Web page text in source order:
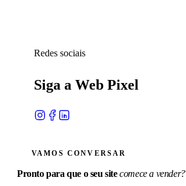
Redes sociais
Siga a Web Pixel
VAMOS CONVERSAR
Pronto para que o seu sitecomece a vender?